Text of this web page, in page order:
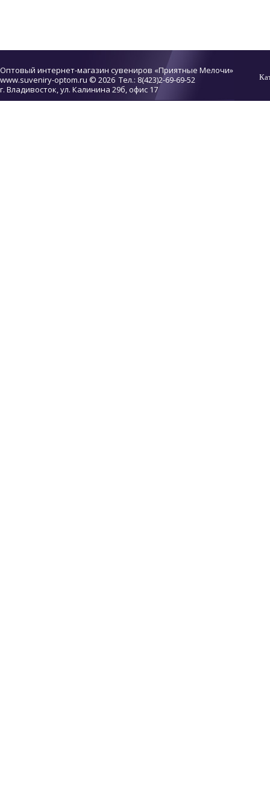
Оптовый интернет-магазин сувениров «Приятные Мелочи»
www.suveniry-optom.ru © 2026 Тел.: 8(423)2-69-69-52
г. Владивосток, ул. Калинина 29б, офис 17